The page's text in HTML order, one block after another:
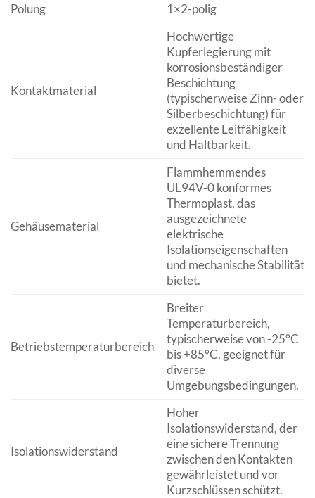
Polung
1×2-polig
Kontaktmaterial
Hochwertige
Kupferlegierung mit
korrosionsbeständiger
Beschichtung
(typischerweise Zinn- oder
Silberbeschichtung) für
exzellente Leitfähigkeit
und Haltbarkeit.
Gehäusematerial
Flammhemmendes
UL94V-0 konformes
Thermoplast, das
ausgezeichnete
elektrische
Isolationseigenschaften
und mechanische Stabilität
bietet.
Betriebstemperaturbereich
Breiter
Temperaturbereich,
typischerweise von -25°C
bis +85°C, geeignet für
diverse
Umgebungsbedingungen.
Isolationswiderstand
Hoher
Isolationswiderstand, der
eine sichere Trennung
zwischen den Kontakten
gewährleistet und vor
Kurzschlüssen schützt.